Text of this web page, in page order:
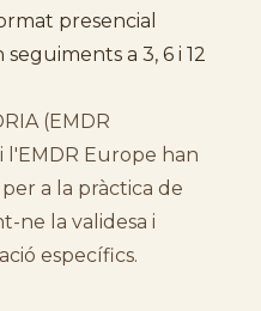
presencial
a 3, 6 i 12
(EMDR
l'EMDR Europe han
a la pràctica de
ne la validesa i
específics.